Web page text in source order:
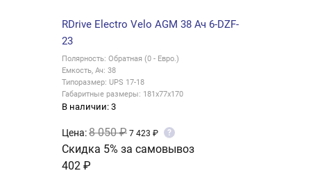
RDrive Electro Velo AGM 38 Ач 6-DZF-
23
Полярность: Обратная (0 - Евро.)
Емкость, Ач: 38
Типоразмер: UPS 17-18
Габаритные размеры: 181x77x170
В наличии: 3
Цена:8 050 ₽ 7 423 ₽ ?
Скидка 5% за самовывоз
402 ₽